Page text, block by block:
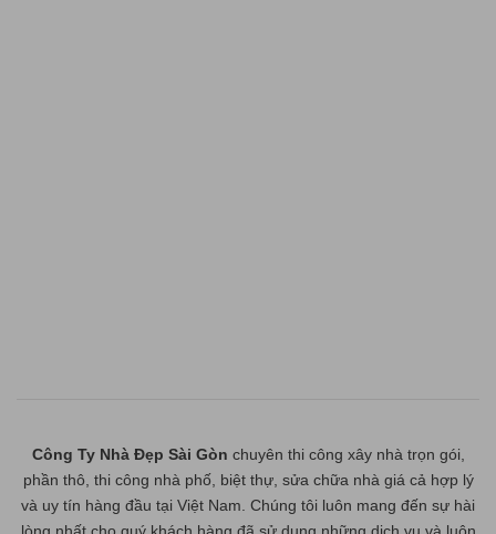
Công Ty Nhà Đẹp Sài Gòn chuyên thi công xây nhà trọn gói,
phần thô, thi công nhà phố, biệt thự, sửa chữa nhà giá cả hợp lý
và uy tín hàng đầu tại Việt Nam. Chúng tôi luôn mang đến sự hài
lòng nhất cho quý khách hàng đã sử dụng những dịch vụ và luôn